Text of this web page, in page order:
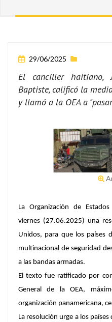
29/06/2025
El canciller haitiano,
Baptiste, calificó la
y llamó a la OEA a
La Organización de
viernes (27.06.2025) una
Unidos, para que los países
multinacional de seguridad
a las bandas armadas.
El texto fue ratificado por
General de la OEA,
organización panamericana,
La resolución urge a los